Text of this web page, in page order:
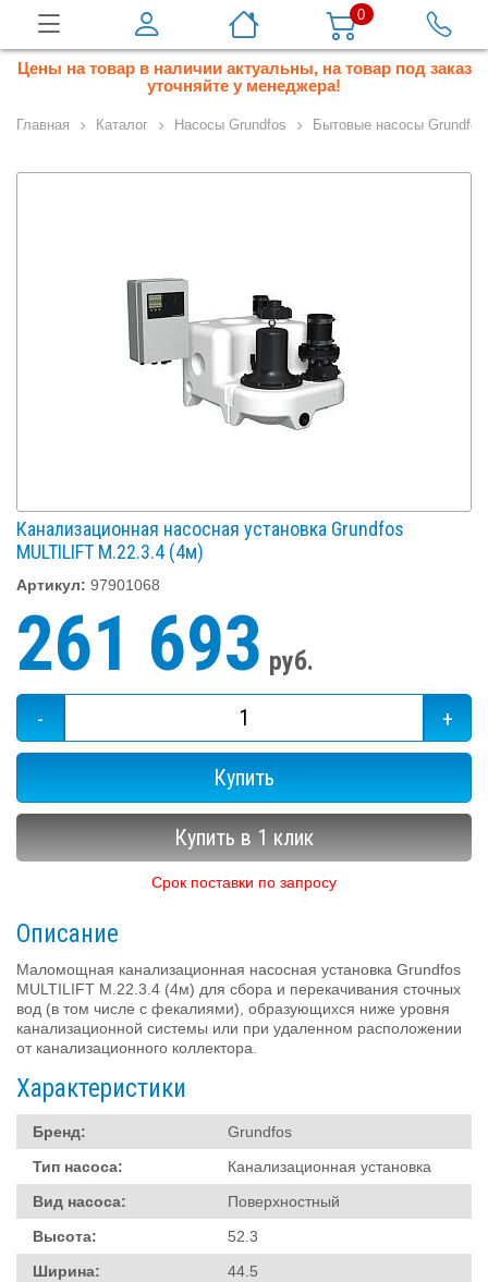
0
Цены на товар в наличии актуальны, на товар под заказ
уточняйте у менеджера!
Главная Каталог Насосы Grundfos Бытовые насосы
Канализационная насосная установка Grundfos
MULTILIFT M.22.3.4 (4м)
Артикул: 97901068
261 693 руб.
- +
Купить
Купить в 1 клик
Срок поставки по запросу
Описание
Маломощная канализационная насосная установка Grundfos
MULTILIFT M.22.3.4 (4м) для сбора и перекачивания сточных
вод (в том числе с фекалиями), образующихся ниже уровня
канализационной системы или при удаленном расположении
от канализационного коллектора.
Характеристики
Бренд:
Grundfos
Тип насоса:
Канализационная установка
Вид насоса:
Поверхностный
Высота:
52.3
Ширина:
44.5